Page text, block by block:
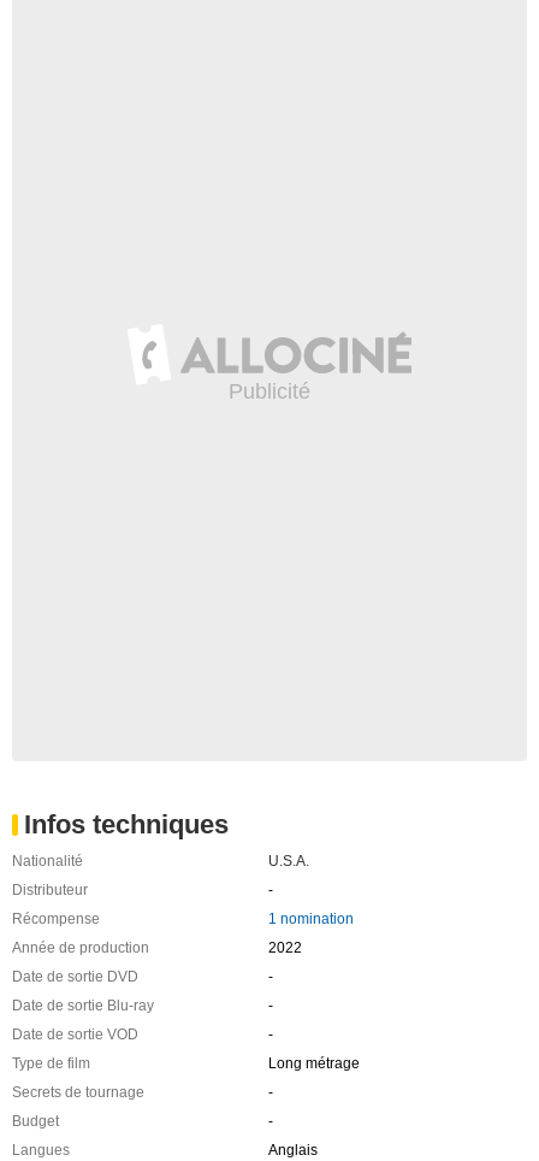
Infos techniques
Nationalité
U.S.A.
Distributeur
-
Récompense
1 nomination
Année de production
2022
Date de sortie DVD
-
Date de sortie Blu-ray
-
Date de sortie VOD
-
Type de film
Long métrage
Secrets de tournage
-
Budget
-
Langues
Anglais